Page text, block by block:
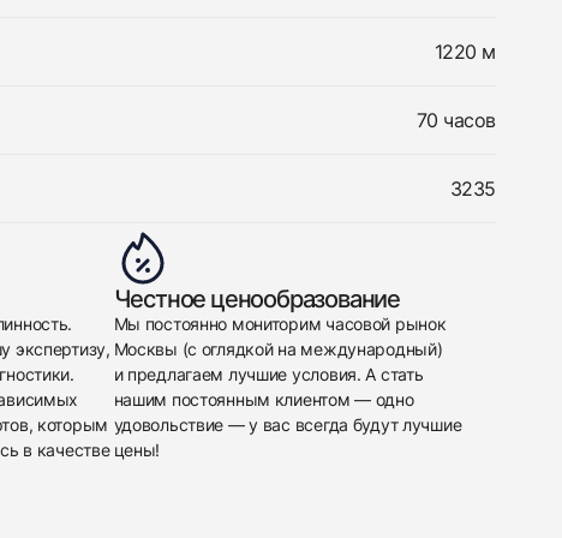
1220 м
70 часов
3235
экспертизу,
которым
в качестве
Честное ценообразование
Мы постоянно мониторим часовой рынок
Москвы (с оглядкой на международный)
и предлагаем лучшие условия. А стать
нашим постоянным клиентом — одно
удовольствие — у вас всегда будут лучшие
цены!